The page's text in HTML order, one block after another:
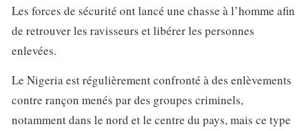
Les forces de sécurité ont lancé une chasse à l’homme afin
de retrouver les ravisseurs et libérer les personnes
enlevées.
Le Nigeria est régulièrement confronté à des enlèvements
contre rançon menés par des groupes criminels,
notamment dans le nord et le centre du pays, mais ce type